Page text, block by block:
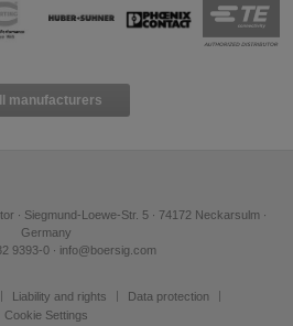
manufacturers
∙ Siegmund-Loewe-Str. 5 ∙ 74172 Neckarsulm ∙
Germany
9393-0 ∙ info@boersig.com
Liability and rights
Data protection
Cookie Settings